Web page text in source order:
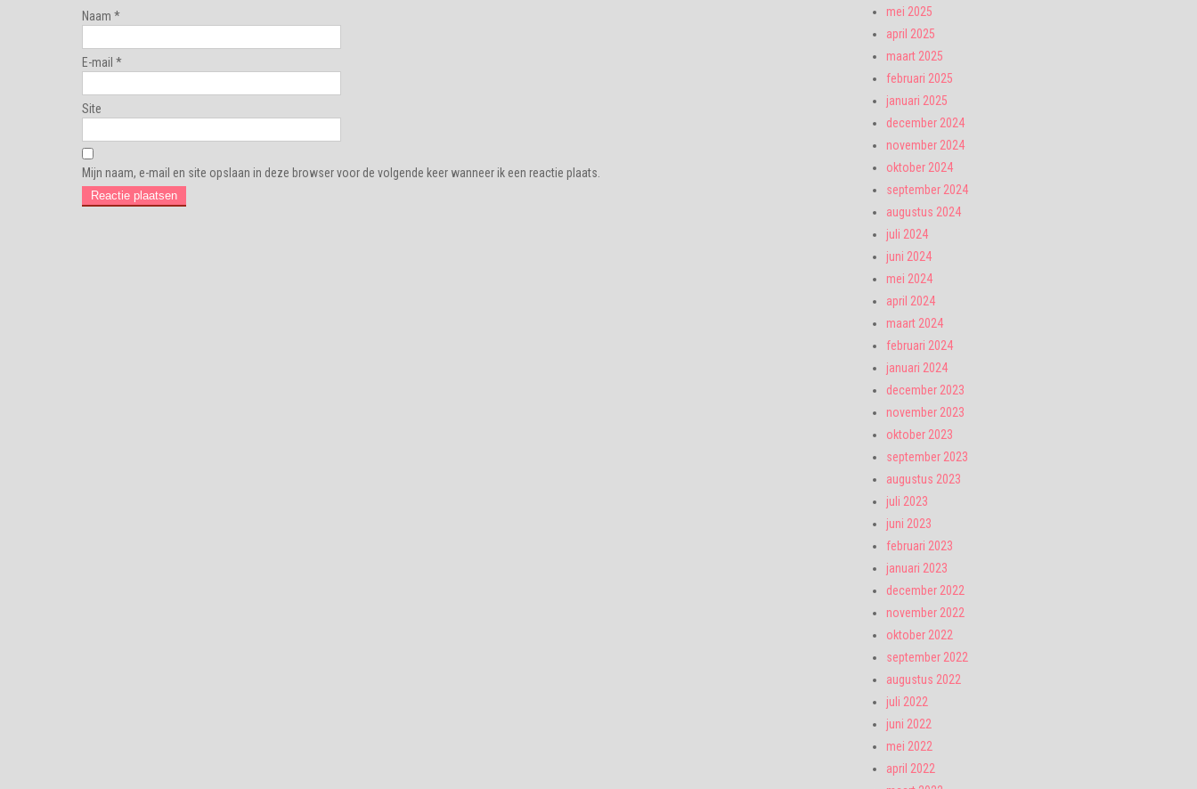
Naam *
E-mail *
Site
Mijn naam, e-mail en site opslaan in deze browser voor de volgende keer wanneer ik een reactie plaats.
mei 2025
april 2025
maart 2025
februari 2025
januari 2025
december 2024
november 2024
oktober 2024
september 2024
augustus 2024
juli 2024
juni 2024
mei 2024
april 2024
maart 2024
februari 2024
januari 2024
december 2023
november 2023
oktober 2023
september 2023
augustus 2023
juli 2023
juni 2023
februari 2023
januari 2023
december 2022
november 2022
oktober 2022
september 2022
augustus 2022
juli 2022
juni 2022
mei 2022
april 2022